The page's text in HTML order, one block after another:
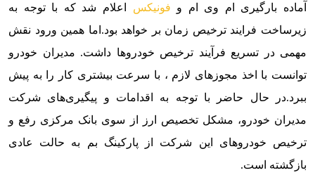
آماده بارگیری ام وی ام و فونیکس اعلام شد که با توجه به
زیرساخت فرایند ترخیص زمان بر خواهد بود.اما همین ورود نقش
مهمی در تسریع فرآیند ترخیص خودروها داشت. مدیران خودرو
توانست با اخذ مجوزهای لازم ، با سرعت بیشتری کار را به پیش
ببرد.در حال حاضر با توجه به اقدامات و پیگیری‌های شرکت
مدیران خودرو، مشکل تخصیص ارز از سوی بانک مرکزی رفع و
ترخیص خودروهای این شرکت از پارکینگ بم به حالت عادی
بازگشته است.